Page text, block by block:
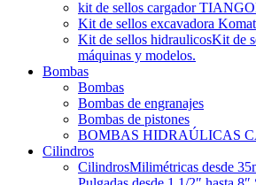
kit de sellos cargador
Kit de sellos excavadora
Kit de sellos hidraulicosKit de
máquinas y modelos.
Bombas
Bombas
Bombas de engranajes
Bombas de pistones
BOMBAS HIDRAÚLICAS
Cilindros
CilindrosMilimétricas desde